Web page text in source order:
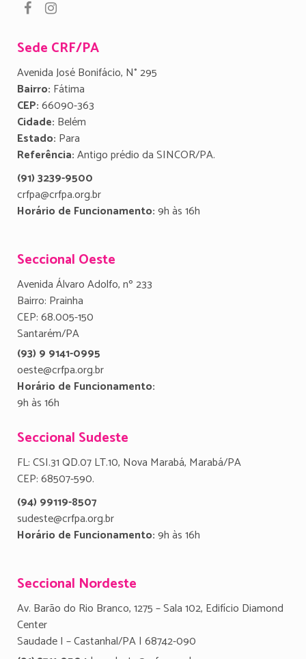
Sede CRF/PA
Avenida José Bonifácio, N° 295
Bairro: Fátima
CEP:66090-363
Cidade: Belém
Estado: Para
Referência:Antigo prédio da SINCOR/PA.
(91) 3239-9500
crfpa@crfpa.org.br
Horário de Funcionamento:9h às 16h
Seccional Oeste
Avenida Álvaro Adolfo, nº 233
Bairro: Prainha
CEP: 68.005-150
Santarém/PA
(93) 9 9141-0995
oeste@crfpa.org.br
Horário de Funcionamento:
9h às 16h
Seccional Sudeste
FL: CSI.31 QD.07 LT.10, Nova Marabá, Marabá/PA
CEP: 68507-590.
(94) 99119-8507
sudeste@crfpa.org.br
Horário de Funcionamento:9h às 16h
Seccional Nordeste
Av. Barão do Rio Branco, 1275 – Sala 102, Edifício Diamond
Center
Saudade I – Castanhal/PA | 68742-090